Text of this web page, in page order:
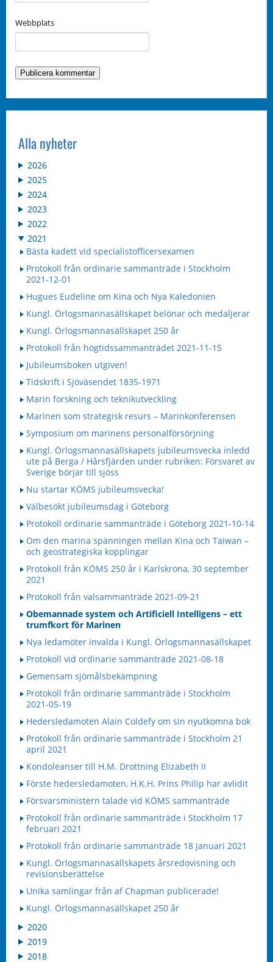
Webbplats
Alla nyheter
2026
2025
2024
2023
2022
2021
Bästa kadett vid specialistofficersexamen
Protokoll från ordinarie sammanträde i Stockholm
2021-12-01
Hugues Eudeline om Kina och Nya Kaledonien
Kungl. Örlogsmannasällskapet belönar och medaljerar
Kungl. Örlogsmannasällskapet 250 år
Protokoll från högtidssammanträdet 2021-11-15
Jubileumsboken utgiven!
Tidskrift i Sjöväsendet 1835-1971
Marin forskning och teknikutveckling
Marinen som strategisk resurs – Marinkonferensen
Symposium om marinens personalförsörjning
Kungl. Örlogsmannasällskapets jubileumsvecka inledd
ute på Berga / Hårsfjärden under rubriken: Försvaret av
Sverige börjar till sjöss
Nu startar KÖMS jubileumsvecka!
Välbesökt jubileumsdag i Göteborg
Protokoll ordinarie sammanträde i Göteborg 2021-10-14
Om den marina spänningen mellan Kina och Taiwan –
och geostrategiska kopplingar
Protokoll från KÖMS 250 år i Karlskrona, 30 september
2021
Protokoll från valsammanträde 2021-09-21
Obemannade system och Artificiell Intelligens – ett
trumfkort för Marinen
Nya ledamöter invalda i Kungl. Örlogsmannasällskapet
Protokoll vid ordinarie sammanträde 2021-08-18
Gemensam sjömålsbekämpning
Protokoll från ordinarie sammanträde i Stockholm
2021-05-19
Hedersledamoten Alain Coldefy om sin nyutkomna bok
Protokoll från ordinarie sammanträde i Stockholm 21
april 2021
Kondoleanser till H.M. Drottning Elizabeth II
Förste hedersledamoten, H.K.H. Prins Philip har avlidit
Försvarsministern talade vid KÖMS sammanträde
Protokoll från ordinarie sammanträde i Stockholm 17
februari 2021
Protokoll från ordinarie sammanträde 18 januari 2021
Kungl. Örlogsmannasällskapets årsredovisning och
revisionsberättelse
Unika samlingar från af Chapman publicerade!
Kungl. Örlogsmannasällskapet 250 år
2020
2019
2018